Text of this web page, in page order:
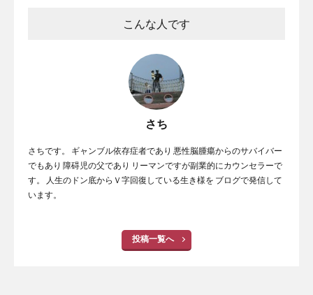
こんな人です
さち
さちです。 ギャンブル依存症者であり 悪性脳腫瘍からのサバイバー
でもあり 障碍児の父であり リーマンですが副業的にカウンセラーで
す。 人生のドン底からＶ字回復している生き様を ブログで発信して
います。
投稿一覧へ